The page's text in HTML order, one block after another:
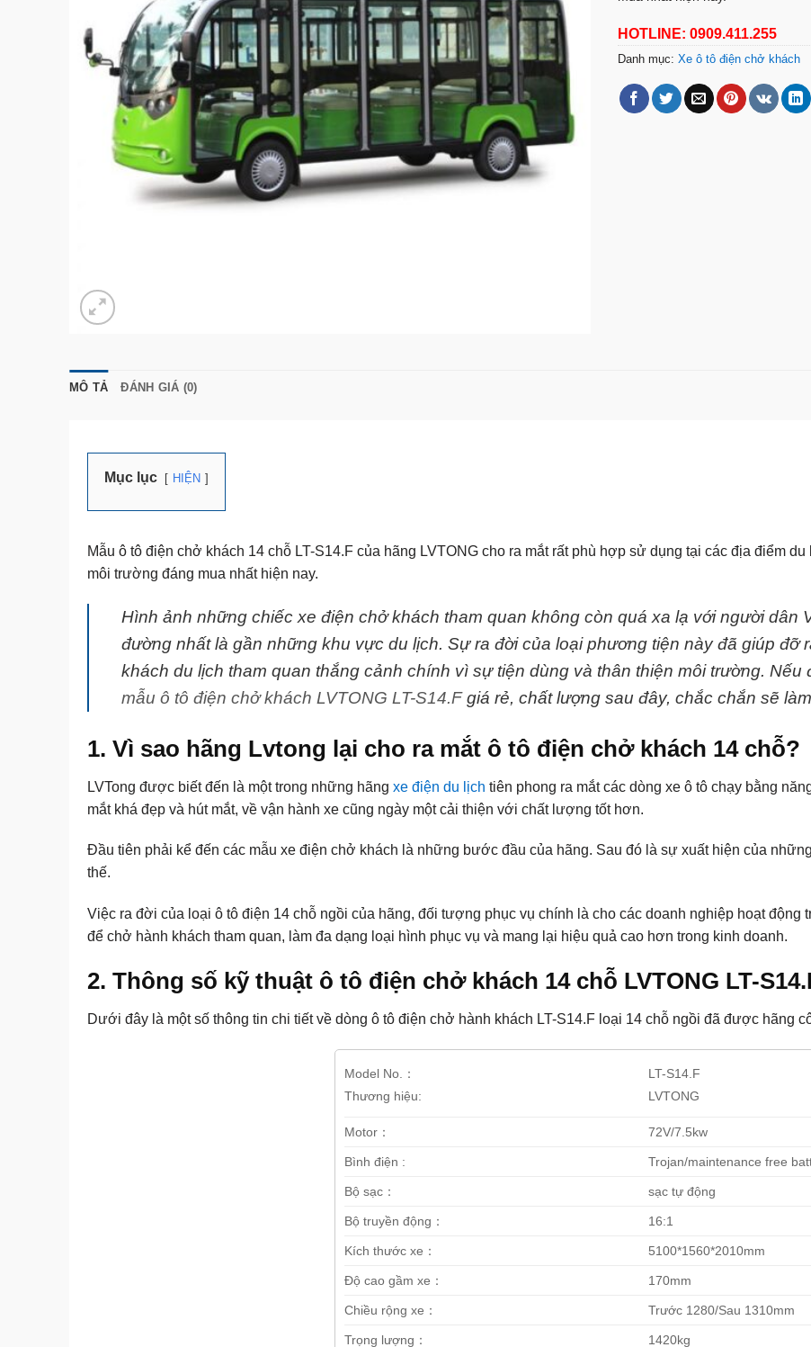
HOTLINE: 0909.411.255
Danh mục: Xe ô tô điện chở khách
MÔ TẢ ĐÁNH GIÁ (0)
Mục lục HIỆN
Mẫu ô tô điện chở khách 14 chỗ LT-S14.F của hãng LVTONG cho ra mắt rất phù hợp sử dụng tại các địa điểm
môi trường đáng mua nhất hiện nay.
Hình ảnh những chiếc xe điện chở khách tham quan không còn quá xa lạ với người dân
đường nhất là gần những khu vực du lịch. Sự ra đời của loại phương tiện này đã giúp đỡ
khách du lịch tham quan thắng cảnh chính vì sự tiện dùng và thân thiện môi trường. Nếu
mẫu ô tô điện chở khách LVTONG LT-S14.Fgiá rẻ, chất lượng sau đây, chắc chắn sẽ
1. Vì sao hãng Lvtong lại cho ra mắt ô tô điện chở khách 14 chỗ?
LVTong được biết đến là một trong những hãng xe điện du lịch tiên phong ra mắt các dòng xe ô tô chạy bằng
mắt khá đẹp và hút mắt, về vận hành xe cũng ngày một cải thiện với chất lượng tốt hơn.
Đầu tiên phải kể đến các mẫu xe điện chở khách là những bước đầu của hãng. Sau đó là sự xuất hiện của những
thế.
Việc ra đời của loại ô tô điện 14 chỗ ngồi của hãng, đối tượng phục vụ chính là cho các doanh nghiệp hoạt
để chở hành khách tham quan, làm đa dạng loại hình phục vụ và mang lại hiệu quả cao hơn trong kinh doanh.
2. Thông số kỹ thuật ô tô điện chở khách 14 chỗ LVTONG LT-
Dưới đây là một số thông tin chi tiết về dòng ô tô điện chở hành khách LT-S14.F loại 14 chỗ ngồi đã được hãng
Model No.：
Thương hiệu:
LT-S14.F
LVTONG
Motor： 72V/7.5kw
Bình điện : Trojan/maintenance free
Bộ sạc： sạc tự động
Bộ truyền động： 16:1
Kích thước xe： 5100*1560*2010mm
Độ cao gầm xe： 170mm
Chiều rộng xe： Trước 1280/Sau 1310mm
Trọng lượng： 1420kg